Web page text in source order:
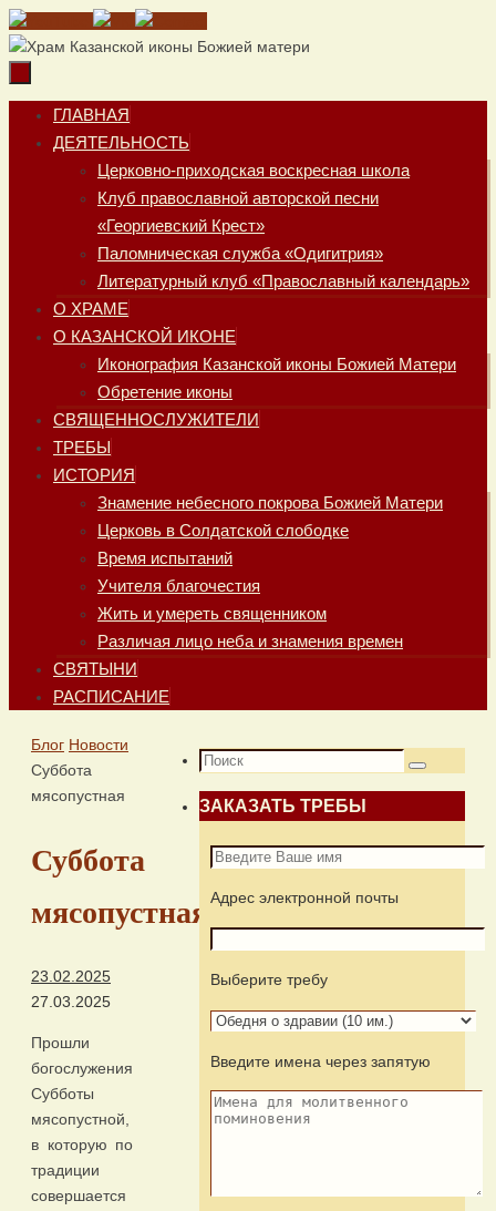
Перейти
к
Перейти
содержимому
ГЛАВНАЯ
ДЕЯТЕЛЬНОСТЬ
Церковно-приходская воскресная школа
Клуб православной авторской песни
«Георгиевский Крест»
Паломническая служба «Одигитрия»
Литературный клуб «Православный календарь»
О ХРАМЕ
О КАЗАНСКОЙ ИКОНЕ
Иконография Казанской иконы Божией Матери
Обретение иконы
СВЯЩЕННОСЛУЖИТЕЛИ
ТРЕБЫ
ИСТОРИЯ
Знамение небесного покрова Божией Матери
Церковь в Солдатской слободке
Время испытаний
Учителя благочестия
Жить и умереть священником
Различая лицо неба и знамения времен
СВЯТЫНИ
РАСПИСАНИЕ
Главная
Блог Новости
Суббота
мясопустная
Суббота
мясопустная
23.02.2025
27.03.2025
Прошли
богослужения
Субботы
мясопустной,
в которую по
традиции
совершается
Что
Поиск
ЗАКАЗАТЬ ТРЕБЫ
Адрес электронной почты
Выберите требу
Введите имена через запятую